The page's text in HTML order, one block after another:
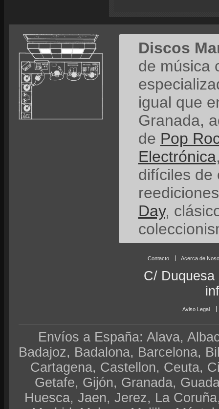
Discos
de música
igual que
Granada,
de Pop
Electrónica
difíciles de
Day,
Contacto Acerca de
C/ Duquesa
Aviso Legal
Envíos a España: Alava,
Badajoz, Badalona, Barcelona,
Cartagena, Castellon, Ceuta,
Getafe, Gijón, Granada,
Huesca, Jaen, Jerez, La